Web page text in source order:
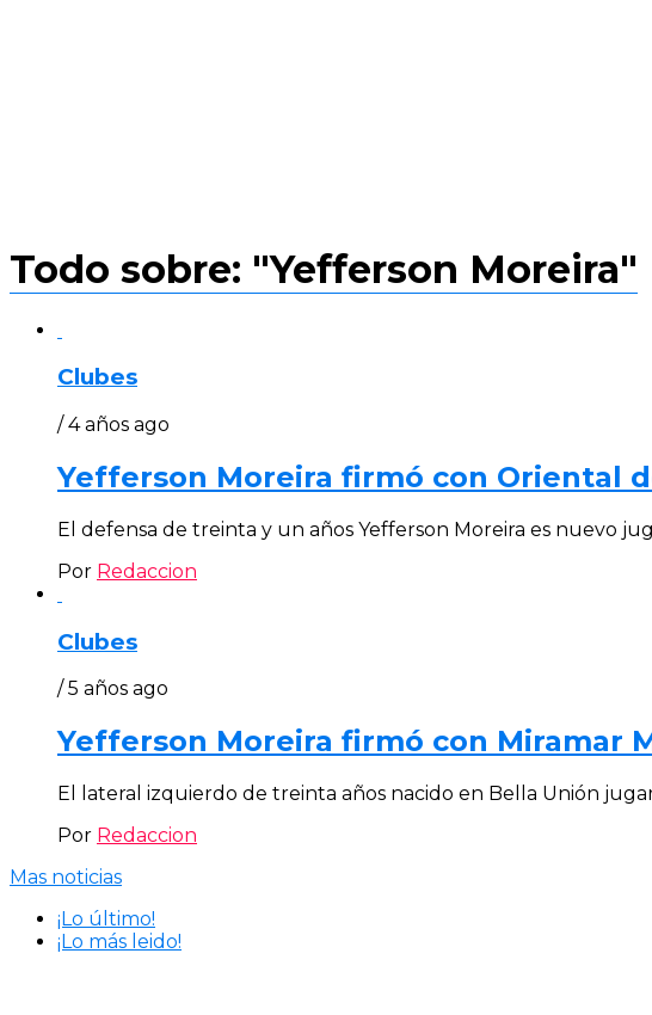
Todo sobre: "Yefferson Moreira"
Clubes
/ 4 años ago
Yefferson Moreira firmó con Oriental
El defensa de treinta y un años Yefferson Moreira es nuevo
Por Redaccion
Clubes
/ 5 años ago
Yefferson Moreira firmó con Miramar
El lateral izquierdo de treinta años nacido en Bella Unión
Por Redaccion
Mas noticias
¡Lo último!
¡Lo más leido!